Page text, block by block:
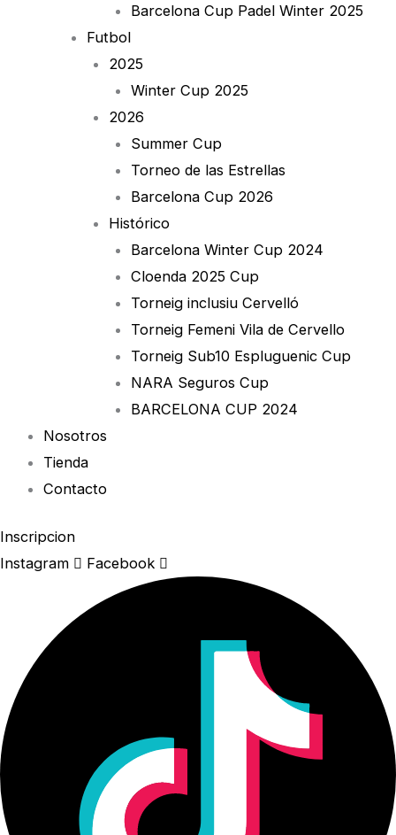
Barcelona Cup Padel Winter 2025
Futbol
2025
Winter Cup 2025
2026
Summer Cup
Torneo de las Estrellas
Barcelona Cup 2026
Histórico
Barcelona Winter Cup 2024
Cloenda 2025 Cup
Torneig inclusiu Cervelló
Torneig Femeni Vila de Cervello
Torneig Sub10 Espluguenic Cup
NARA Seguros Cup
BARCELONA CUP 2024
Nosotros
Tienda
Contacto
Inscripcion
Instagram
Facebook